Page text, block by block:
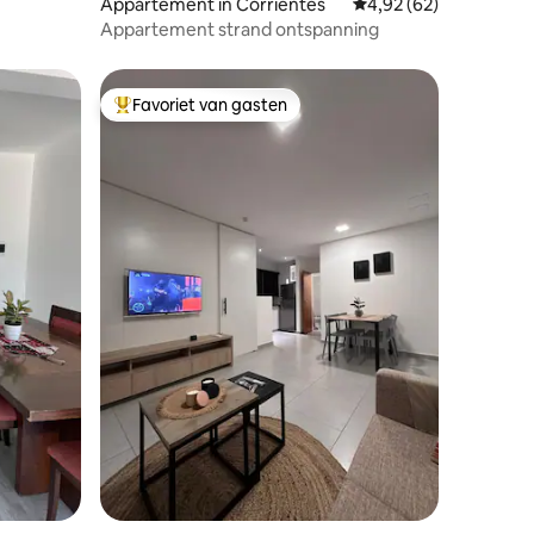
Appartement in Corrientes Gemiddelde
4,92 (62)
Appartement strand ontspanning
Topfavoriet van gasten
Favoriet van gasten